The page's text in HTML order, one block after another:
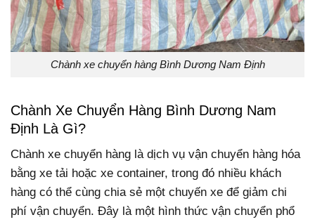
Chành xe chuyển hàng Bình Dương Nam Định
Chành Xe Chuyển Hàng Bình Dương Nam
Định Là Gì?
Chành xe chuyển hàng là dịch vụ vận chuyển hàng hóa
bằng xe tải hoặc xe container, trong đó nhiều khách
hàng có thể cùng chia sẻ một chuyến xe để giảm chi
phí vận chuyển. Đây là một hình thức vận chuyển phổ